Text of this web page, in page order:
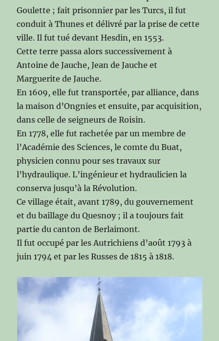
Goulette ; fait prisonnier par les Turcs, il fut
conduit à Thunes et délivré par la prise de cette
ville. Il fut tué devant Hesdin, en 1553.
Cette terre passa alors successivement à
Antoine de Jauche, Jean de Jauche et
Marguerite de Jauche.
En 1609, elle fut transportée, par alliance, dans
la maison d’Ongnies et ensuite, par acquisition,
dans celle de seigneurs de Roisin.
En 1778, elle fut rachetée par un membre de
l’Académie des Sciences, le comte du Buat,
physicien connu pour ses travaux sur
l’hydraulique. L’ingénieur et hydraulicien la
conserva jusqu’à la Révolution.
Ce village était, avant 1789, du gouvernement
et du baillage du Quesnoy ; il a toujours fait
partie du canton de Berlaimont.
Il fut occupé par les Autrichiens d’août 1793 à
juin 1794 et par les Russes de 1815 à 1818.